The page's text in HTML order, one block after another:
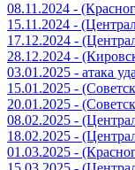
08.11.2024 -
15.11.2024 -
17.12.2024 -
28.12.2024 -
03.01.2025 - атака
15.01.2025 -
20.01.2025 -
08.02.2025 -
18.02.2025 -
01.03.2025 -